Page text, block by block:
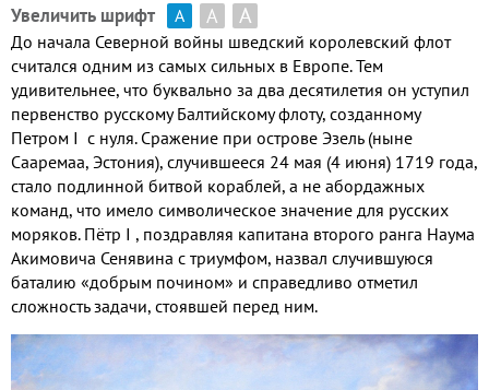
Увеличить шрифт А А А
До начала Северной войны шведский королевский флот
считался одним из самых сильных в Европе. Тем
удивительнее, что буквально за два десятилетия он уступил
первенство русскому Балтийскому флоту, созданному
Петром I с нуля. Сражение при острове Эзель (ныне
Сааремаа, Эстония), случившееся 24 мая (4 июня) 1719 года,
стало подлинной битвой кораблей, а не абордажных
команд, что имело символическое значение для русских
моряков. Пётр I , поздравляя капитана второго ранга Наума
Акимовича Сенявина с триумфом, назвал случившуюся
баталию «добрым почином» и справедливо отметил
сложность задачи, стоявшей перед ним.